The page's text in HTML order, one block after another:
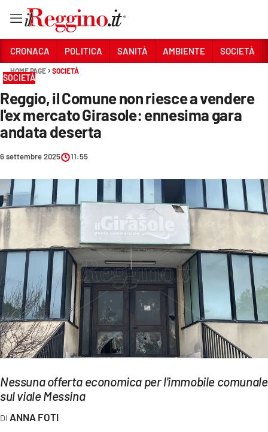
Sezioni
CRONACA
POLITICA
SANITÀ
AMBIENTE
SOCIETÀ
CULTURA
ECONOMIA E LAVORO
EVENTI
SPORT
Streaming
LAC NETWORK
LAC ONAIR
CRONACA POLITICA SANITÀ AMBIENTE SOCIETÀ
HOME PAGE SOCIETÀ
SOCIETÀ
Reggio, il Comune non riesce a vendere
l'ex mercato Girasole: ennesima gara
andata deserta
6 settembre 2025 11:55
Nessuna offerta economica per l'immobile comunale
sul viale Messina
ANNA FOTI